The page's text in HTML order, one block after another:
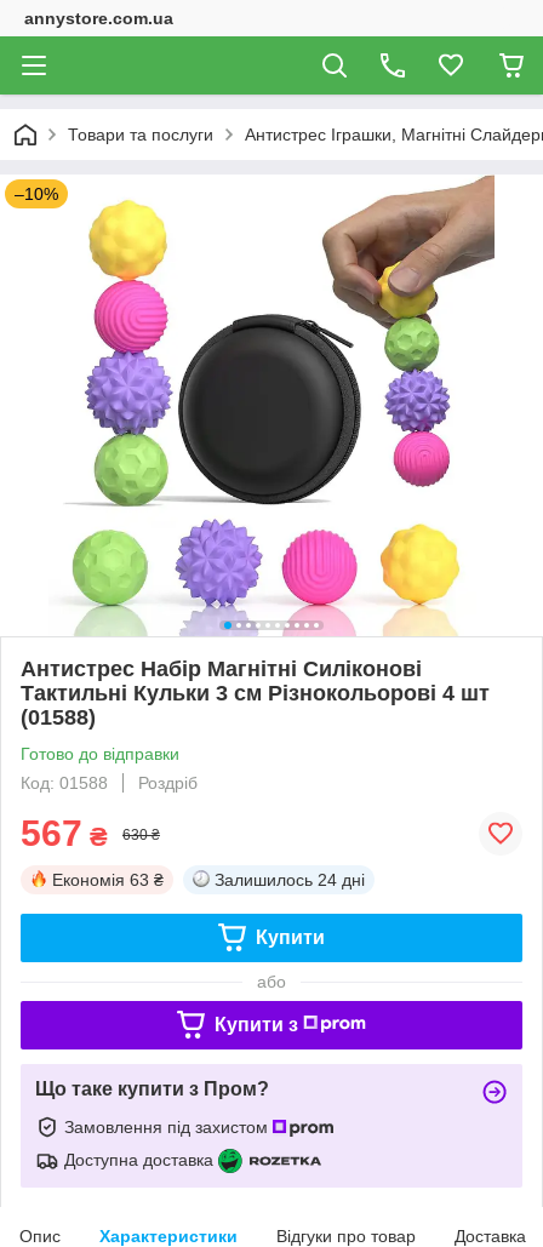
annystore.com.ua
Товари та послуги Антистрес Іграшки, Магнітні
–10%
Антистрес Набір Магнітні Силіконові
Тактильні Кульки 3 см Різнокольорові 4 шт
(01588)
Готово до відправки
Код: 01588
Роздріб
567 ₴ 630 ₴
Економія 63 ₴ Залишилось 24 дні
Купити
або
Купити з
Що таке купити з Пром?
Замовлення під захистом
Доступна доставка
Опис Характеристики Відгуки про товар Доставка